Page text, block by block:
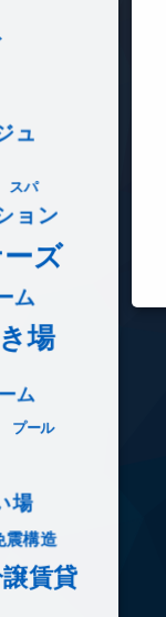
ュ
スパ
ョン
ズ
ム
場
ム
プール
場
震構造
賃貸